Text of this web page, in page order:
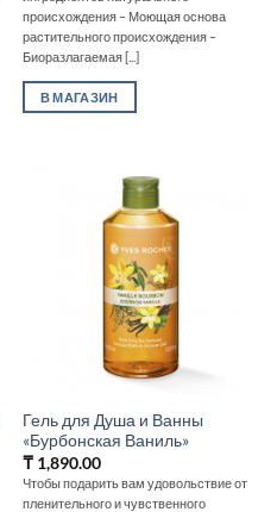
происхождения – Моющая основа
растительного происхождения –
Биоразлагаемая [...]
В МАГАЗИН
Гель для Душа и Ванны
«Бурбонская Ваниль»
₸1,890.00
Чтобы подарить вам удовольствие от
пленительного и чувственного